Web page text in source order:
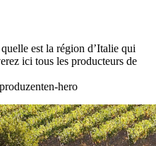
est la région d’Italie qui
ici tous les producteurs de